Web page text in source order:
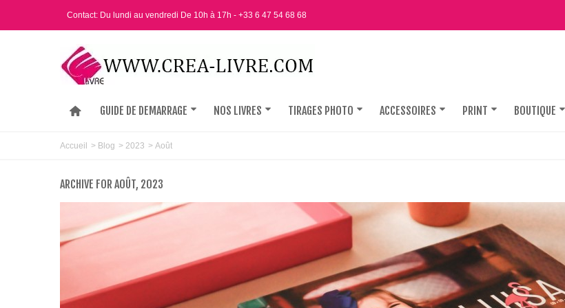
Contact: Du lundi au vendredi De 10h à 17h - +33 6 47 54 68 68
GUIDE DE DEMARRAGE NOS LIVRES TIRAGES PHOTO ACCESSOIRES PRINT BOUTIQUE
Accueil > Blog > 2023 > Août
ARCHIVE FOR AOÛT, 2023